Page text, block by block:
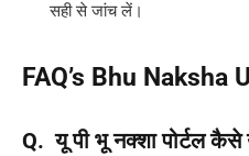
सही से जांच लें।
FAQ’s Bhu Naksha
Q.यू पी भू नक्शा पोर्टल कैसे